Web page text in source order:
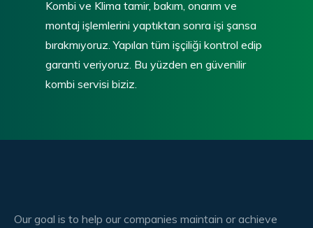
Kombi ve Klima tamir, bakım, onarım ve
montaj işlemlerini yaptıktan sonra işi şansa
bırakmıyoruz. Yapılan tüm işçiliği kontrol edip
garanti veriyoruz. Bu yüzden en güvenilir
kombi servisi biziz.
Our goal is to help our companies maintain or achieve